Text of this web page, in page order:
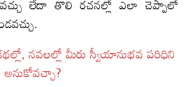
నవలల్లో మీరు స్వీయానుభవ పరిధిని